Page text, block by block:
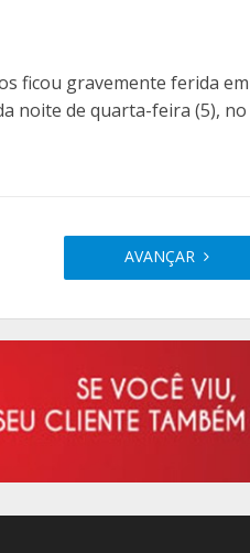
ficou gravemente ferida em
noite de quarta-feira (5), no
AVANÇAR